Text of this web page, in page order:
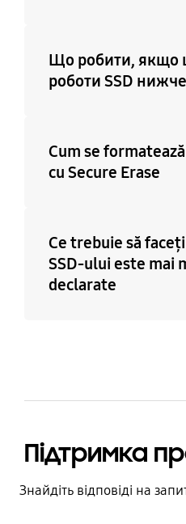
Що робити, якщо
роботи SSD
Cum se
cu Secure Erase
Ce trebuie să
SSD-ului este mai
declarate
Підтримка
Знайдіть відповіді на